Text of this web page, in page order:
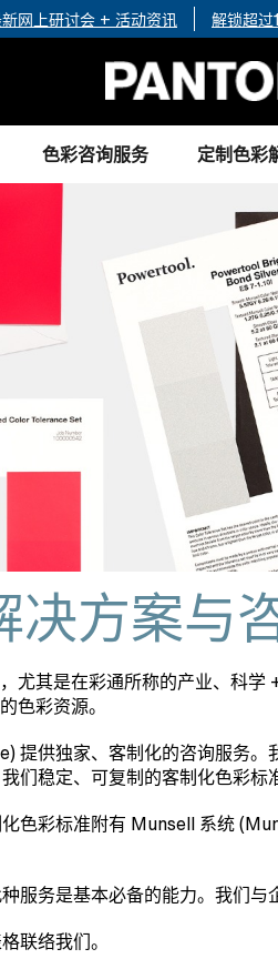
网上研讨会 + 活动资讯 解锁超
色彩咨询服务 定制色彩
决方案与
尤其是在彩通所称的产业、科
色彩资源。
供独家、客制化的咨询服务
稳定、可复制的客制化色彩
色彩标准附有 Munsell 系统
务是基本必备的能力。我们
联络我们。